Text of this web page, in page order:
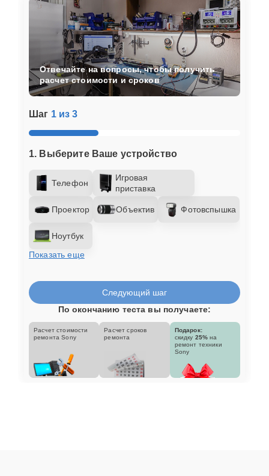
Шаг 1 из 3
1. Выберите Ваше устройство
Телефон
Игровая
приставка
Проектор Объектив Фотовспышка
Ноутбук
Показать еще
Отвечайте на вопросы, чтобы получить
расчет стоимости и сроков
Следующий шаг
По окончанию теста вы получаете:
Расчет стоимости
ремонта Sony
Расчет сроков
ремонта
Подарок:
скидку 25% на
ремонт техники
Sony